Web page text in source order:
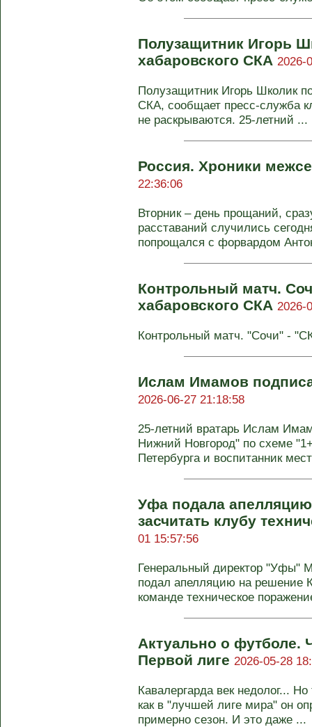
Полузащитник Игорь
хабаровского СКА 2026-
Полузащитник Игорь Школик
СКА, сообщает пресс-служба
не раскрываются. 25-летний ...
Россия. Хроники
22:36:06
Вторник – день прощаний,
расставаний случились
попрощался с форвардом
Контрольный матч.
хабаровского СКА 2026-
Контрольный матч. "Сочи" -
Ислам Имамов
2026-06-27 21:18:58
25-летний вратарь Ислам
Нижний Новгород" по схеме
Петербурга и воспитанник
Уфа подала
засчитать клубу
01 15:57:56
Генеральный директор "Уфы"
подал апелляцию на решение
команде техническое
Актуально о футболе.
Первой лиге 2026-05-28
Кавалергарда век недолог...
как в "лучшей лиге мира" он
примерно сезон. И это даже ...